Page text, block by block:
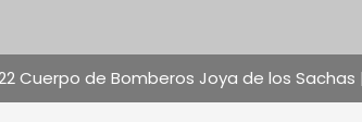
Cuerpo de Bomberos Joya de los